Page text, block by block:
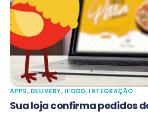
APPS, DELIVERY, IFOOD, INTEGRAÇÃO
Sua loja confirma pedidos